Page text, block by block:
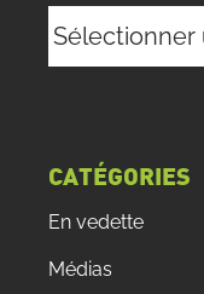
CATÉGORIES
En vedette
Médias